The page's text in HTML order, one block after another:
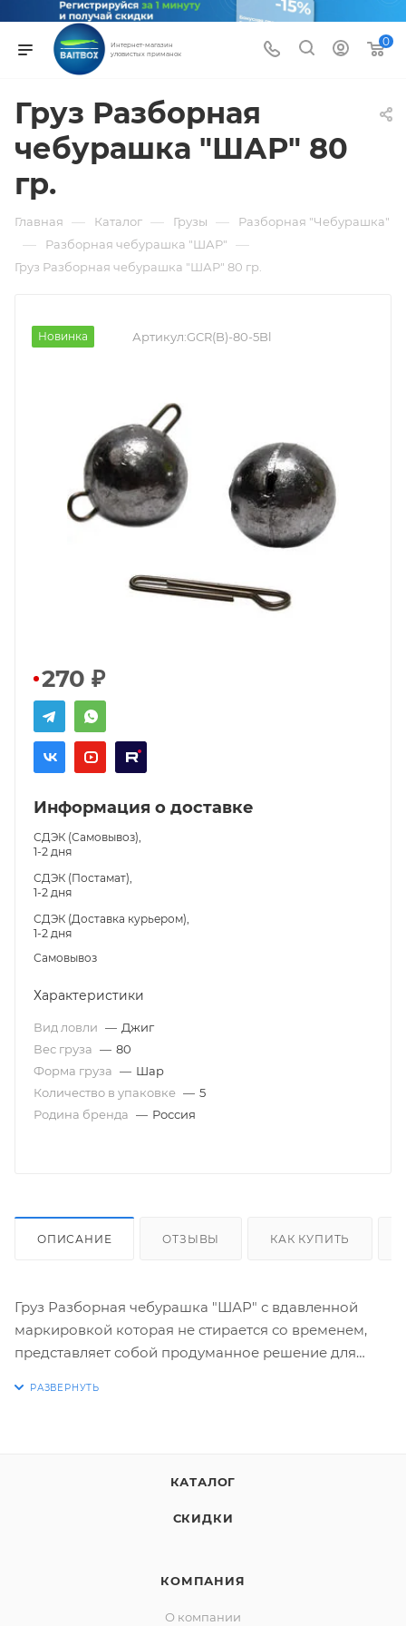
Интернет-магазин
уловистых приманок
0
Груз Разборная
чебурашка "ШАР" 80
гр.
Главная — Каталог — Грузы — Разборная "Чебурашка"
— Разборная чебурашка "ШАР" —
Груз Разборная чебурашка "ШАР" 80 гр.
Новинка Артикул:GCR(B)-80-5Bl
270 ₽
Информация о доставке
СДЭК (Самовывоз),
1-2 дня
СДЭК (Постамат),
1-2 дня
СДЭК (Доставка курьером),
1-2 дня
Самовывоз
Характеристики
Вид ловли — Джиг
Вес груза — 80
Форма груза — Шар
Количество в упаковке — 5
Родина бренда — Россия
ОПИСАНИЕ ОТЗЫВЫ КАК КУПИТЬ
Груз Разборная чебурашка "ШАР" с вдавленной
маркировкой которая не стирается со временем,
представляет собой продуманное решение для
грузила, адаптируясь к изменяющимся условиям
Вдавленная маркировка веса на поверхности
КАТАЛОГ
СКИДКИ
КОМПАНИЯ
О компании